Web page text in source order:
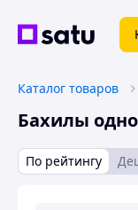
Каталог товаров
Бахилы
По рейтингу